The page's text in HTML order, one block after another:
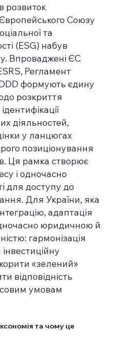
розвиток
Союзу
та
(ESG) набув
Впроваджені ЄС
Регламент
формують єдину
розкриття
діяльностей,
у ланцюгах
позиціонування
Ця рамка створює
і одночасно
для доступу до
Для України, яка
адаптація
юридичною й
гармонізація
«зелений»
відповідність
умовам
та чому це